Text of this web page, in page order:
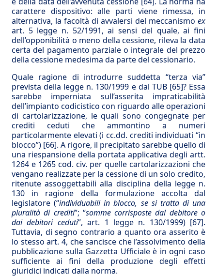
carattere dispositivo: alle parti viene rimessa, in
alternativa, la facoltà di avvalersi del meccanismo ex
art. 5 legge n. 52/1991, ai sensi del quale, ai fini
dell’opponibilità o meno della cessione, rileva la data
certa del pagamento parziale o integrale del prezzo
della cessione medesima da parte del cessionario.
Quale ragione di introdurre suddetta “terza via”
prevista della legge n. 130/1999 e dal TUB [65]? Essa
sarebbe imperniata sull’asserita impraticabilità
dell’impianto codicistico con riguardo alle operazioni
di cartolarizzazione, le quali sono congegnate per
crediti ceduti che ammontino a numeri
particolarmente elevati (i cc.dd. crediti individuati “in
blocco”) [66]. A rigore, il precipitato sarebbe quello di
una riespansione della portata applicativa degli artt.
1264 e 1265 cod. civ. per quelle cartolarizzazioni che
vengano realizzate per la cessione di un solo credito,
ritenute assoggettabili alla disciplina della legge n.
130 in ragione della formulazione accolta dal
legislatore (“individuabili in blocco, se si tratta di una
pluralità di crediti”; “somme corrisposte dal debitore o
dai debitori ceduti”, art. 1 legge n. 130/1999) [67].
Tuttavia, di segno contrario a quanto ora asserito è
lo stesso art. 4, che sancisce che l’assolvimento della
pubblicazione sulla Gazzetta Ufficiale è in ogni caso
sufficiente ai fini della produzione degli effetti
giuridici indicati dalla norma.